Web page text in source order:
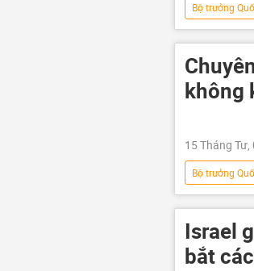
Bộ trưởng
âm mưu đảo
không
15 Tháng Tư,
Bộ trưởng
Hoa Kỳ
Israel
bắt